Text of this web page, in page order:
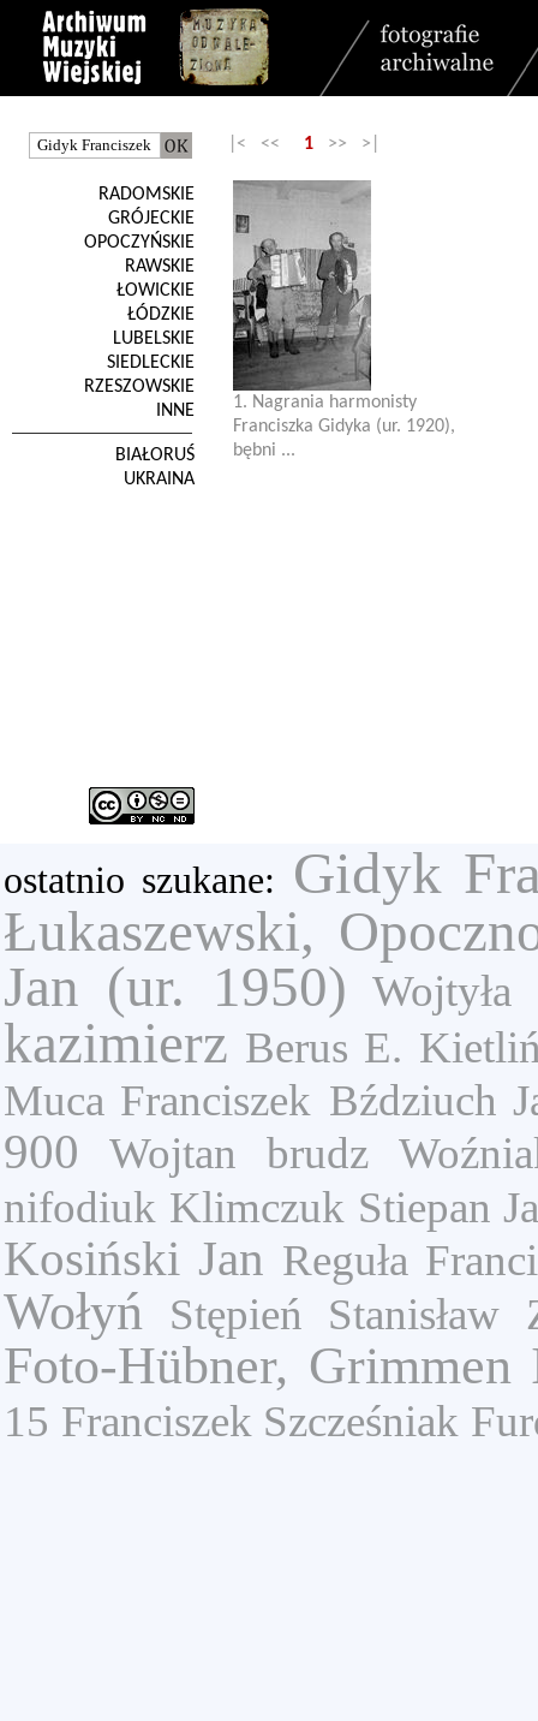
RADOMSKIE
GRÓJECKIE
OPOCZYŃSKIE
RAWSKIE
ŁOWICKIE
ŁÓDZKIE
LUBELSKIE
SIEDLECKIE
RZESZOWSKIE
INNE
BIAŁORUŚ
UKRAINA
|< << 1 >> >|
1. Nagrania harmonisty
Franciszka Gidyka (ur. 1920),
bębni ...
ostatnio szukane: Gidyk
Łukaszewski,
Jan (ur. 1950) Wojtyła
kazimierz Berus E.
Muca Franciszek Bździuch
900 Wojtan brudz
nifodiuk Klimczuk Stiepan
Kosiński Jan Reguła
Wołyń Stępień Stanisław
Foto-Hübner, Grimmen
15 Franciszek Szcześniak